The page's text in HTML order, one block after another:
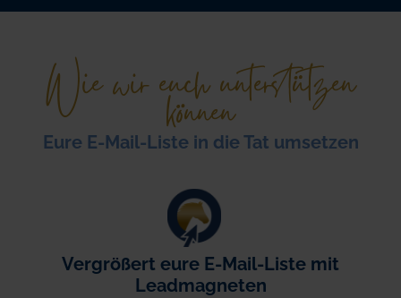
Wie wir euch unterstützen
können
Eure E-Mail-Liste in die Tat umsetzen
Vergrößert eure E-Mail-Liste mit
Leadmagneten